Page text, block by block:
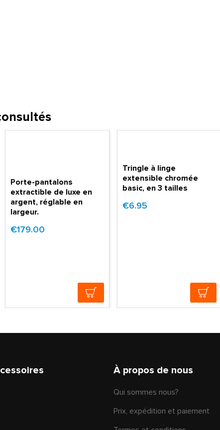
Porte-pantalons
extractible de luxe en
argent, réglable en
largeur.
€179.00
Tringle à linge
extensible chromée
basic, en 3 tailles
€6.95
À propos de nous
Qui sommes nous?
Prix, expédition et paiement